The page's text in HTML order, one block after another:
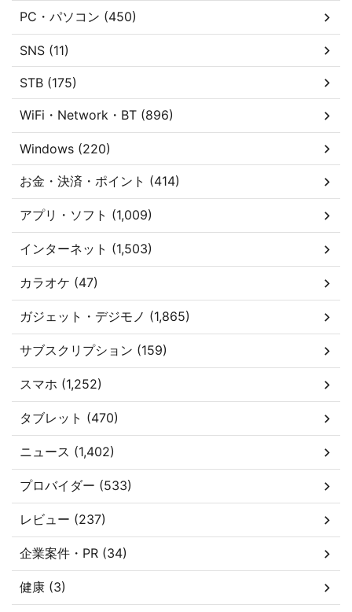
PC・パソコン (450)
SNS (11)
STB (175)
WiFi・Network・BT (896)
Windows (220)
お金・決済・ポイント (414)
アプリ・ソフト (1,009)
インターネット (1,503)
カラオケ (47)
ガジェット・デジモノ (1,865)
サブスクリプション (159)
スマホ (1,252)
タブレット (470)
ニュース (1,402)
プロバイダー (533)
レビュー (237)
企業案件・PR (34)
健康 (3)